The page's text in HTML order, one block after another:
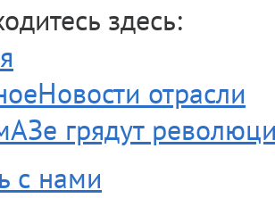
здесь:
Новости отрасли
грядут
с нами